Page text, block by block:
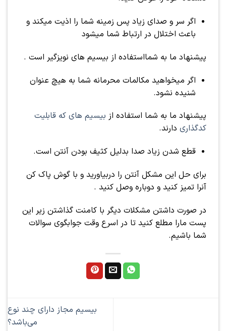
اگر سر و صدای زیاد پس زمینه شما را اذیت میکند و
باعث اختلال در ارتباط شما میشود
پیشنهاد ما به شمااستفاده از بیسیم های نویزگیر است .
اگر میخواهید مکالمات محرمانه شما به هیچ عنوان
شنیده نشود.
پیشنهاد ما به شما استفاده از بیسیم های که قابلیت
کدگذاری دارند.
قطع شدن زیاد صدا بدلیل کثیف بودن آنتن است.
برای حل این مشکل آنتن را دربیاورید و با گوش پاک کن
آنرا تمیز کنید و دوباره وصل کنید .
در صورت داشتن مشکلات دیگر با کامنت گذاشتن زیر این
پست مارا مطلع کنید تا در اسرع وقت جوابگوی سوالات
شما باشیم.
بیسیم مجاز دارای چند نوع
می‌باشد؟